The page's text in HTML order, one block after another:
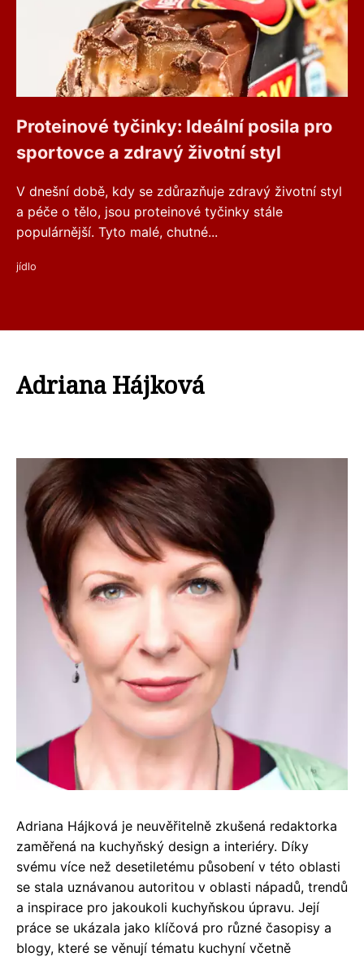
Proteinové tyčinky: Ideální posila pro
sportovce a zdravý životní styl
V dnešní době, kdy se zdůrazňuje zdravý životní styl
a péče o tělo, jsou proteinové tyčinky stále
populárnější. Tyto malé, chutné...
jídlo
Adriana Hájková
Adriana Hájková je neuvěřitelně zkušená redaktorka
zaměřená na kuchyňský design a interiéry. Díky
svému více než desetiletému působení v této oblasti
se stala uznávanou autoritou v oblasti nápadů, trendů
a inspirace pro jakoukoli kuchyňskou úpravu. Její
práce se ukázala jako klíčová pro různé časopisy a
blogy, které se věnují tématu kuchyní včetně